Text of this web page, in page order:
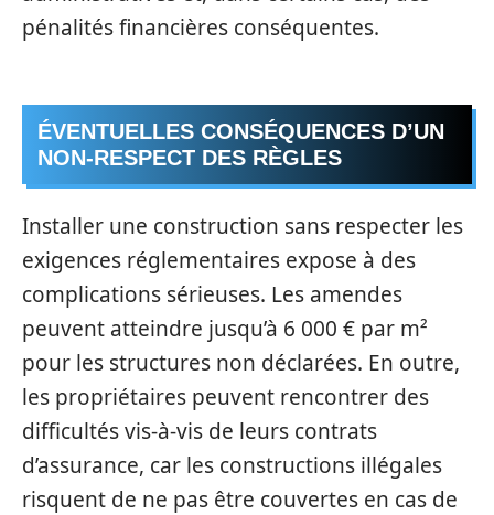
pénalités financières conséquentes.
ÉVENTUELLES CONSÉQUENCES D’UN
NON-RESPECT DES RÈGLES
Installer une construction sans respecter les
exigences réglementaires expose à des
complications sérieuses. Les amendes
peuvent atteindre jusqu’à 6 000 € par m²
pour les structures non déclarées. En outre,
les propriétaires peuvent rencontrer des
difficultés vis-à-vis de leurs contrats
d’assurance, car les constructions illégales
risquent de ne pas être couvertes en cas de